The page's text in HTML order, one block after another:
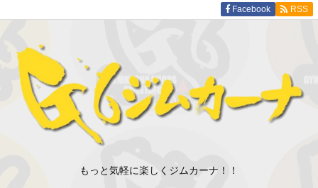
もっと気軽に楽しくジムカーナ！！
Facebook RSS